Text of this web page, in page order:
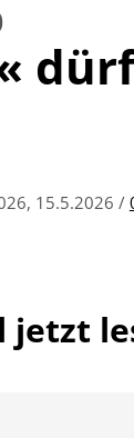
15.5.2026 /
jetzt